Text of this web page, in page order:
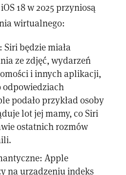
18 w 2025 przyniosą
wirtualnego:
będzie miała
ze zdjęć, wydarzeń
i innych aplikacji,
odpowiedziach
podało przykład osoby
lot jej mamy, co Siri
ostatnich rozmów
Apple
na urządzeniu indeks